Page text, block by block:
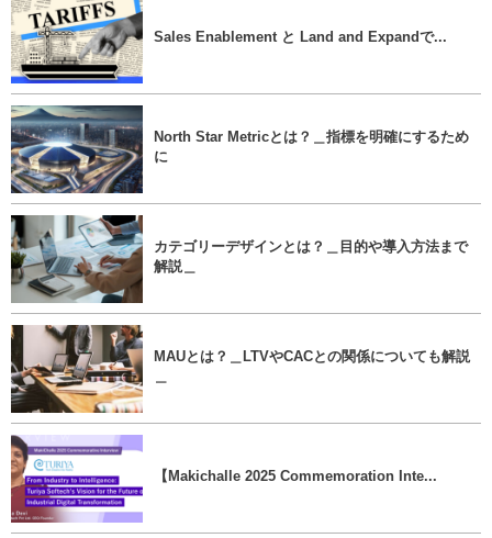
Sales Enablement と Land and Expandで...
North Star Metricとは？＿指標を明確にするため
に
カテゴリーデザインとは？＿目的や導入方法まで
解説＿
MAUとは？＿LTVやCACとの関係についても解説
【Makichalle 2025 Commemoration Inte...